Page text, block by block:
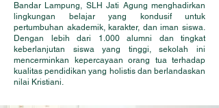
Bandar Lampung, SLH Jati Agung menghadirkan
lingkungan belajar yang kondusif untuk
pertumbuhan akademik, karakter, dan iman siswa.
Dengan lebih dari 1.000 alumni dan tingkat
keberlanjutan siswa yang tinggi, sekolah ini
mencerminkan kepercayaan orang tua terhadap
kualitas pendidikan yang holistis dan berlandaskan
nilai Kristiani.